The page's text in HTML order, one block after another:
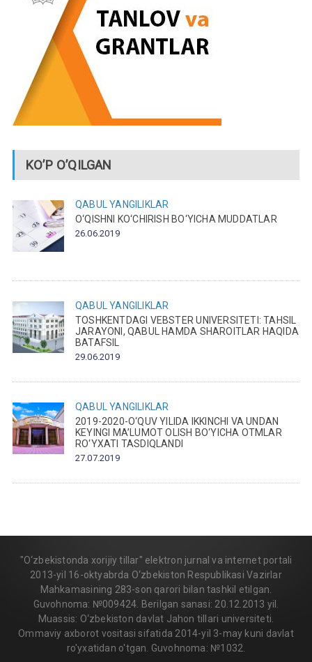
KO’P O’QILGAN
QABUL
YANGILIKLAR
O‘QISHNI KO‘CHIRISH BO‘YICHA MUDDATLAR
26.06.2019
QABUL
YANGILIKLAR
TOSHKENTDAGI VEBSTER UNIVERSITETI: TAHSIL
JARAYONI, QABUL HAMDA SHAROITLAR HAQIDA
BATAFSIL
29.06.2019
QABUL
YANGILIKLAR
2019-2020-O‘QUV YILIDA IKKINCHI VA UNDAN
KEYINGI MA’LUMOT OLISH BO‘YICHA OTMLAR
RO‘YXATI TASDIQLANDI
27.07.2019
"O‘zbekistonda xorijiy tillar" elektron jurnal va internet portali
2013-yil 16-oktyabrda O‘zbekiston Respublikasi Vazirlar
Mahkamasining 283-son qarori bilan tashkil etilgan.
Guvohnoma: №009424. Berilgan sanasi: 20.12.2013 yil.
Muassis: O‘zbekiston davlat Jahon tillari universiteti.
Ommaviy axborot vositasi sifatida 2014-yil 3-may kuni davlat
ro'yxatidan o'tgan. Guvohnoma: №1032.